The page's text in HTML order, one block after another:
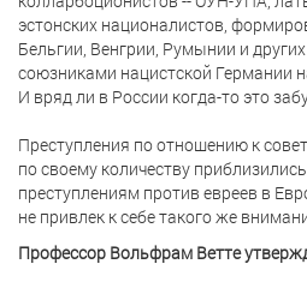
эстонских националистов,
Бельгии, Венгрии, Румынии и
союзниками нацистской Германии
И вряд ли в России когда-то это
Преступления по отношению к
по своему количеству
преступлениям против евреев в
не привлек к себе такого же
Профессор Вольфрам Ветте